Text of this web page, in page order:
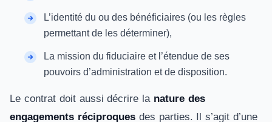
L’identité du ou des bénéficiaires (ou les règles
permettant de les déterminer),
La mission du fiduciaire et l’étendue de ses
pouvoirs d’administration et de disposition.
Le contrat doit aussi décrire la nature des
engagements réciproquesdes parties. Il s’agit d’une